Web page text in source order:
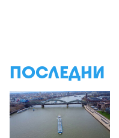
ПОСЛЕДНИ